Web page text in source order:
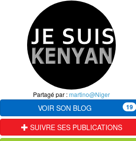
Partagé par :martino@Niger
VOIR SON BLOG 19
SUIVRE SES PUBLICATIONS